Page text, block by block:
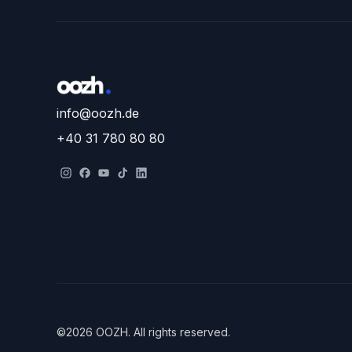
info@oozh.de
+40 31 780 80 80
©2026 OOZH. All rights reserved.